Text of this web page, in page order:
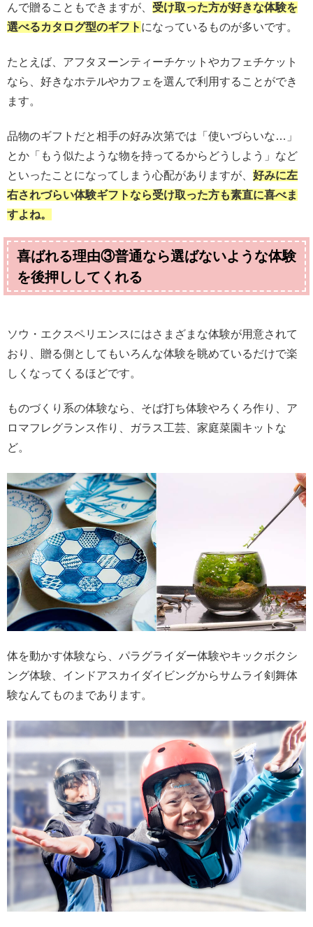
んで贈ることもできますが、 受け取った方が好きな体験を
選べるカタログ型のギフト になっているものが多いです。
たとえば、アフタヌーンティーチケットやカフェチケット
なら、好きなホテルやカフェを選んで利用することができ
ます。
品物のギフトだと相手の好み次第では「使いづらいな…」
とか「もう似たような物を持ってるからどうしよう」など
といったことになってしまう心配がありますが、 好みに左
右されづらい体験ギフトなら受け取った方も素直に喜べま
すよね。
喜ばれる理由③普通なら選ばないような体験
を後押ししてくれる
ソウ・エクスペリエンスにはさまざまな体験が用意されて
おり、贈る側としてもいろんな体験を眺めているだけで楽
しくなってくるほどです。
ものづくり系の体験なら、そば打ち体験やろくろ作り、ア
ロマフレグランス作り、ガラス工芸、家庭菜園キットな
ど。
体を動かす体験なら、パラグライダー体験やキックボクシ
ング体験、インドアスカイダイビングからサムライ剣舞体
験なんてものまであります。